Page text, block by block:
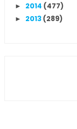
► 2014 (477)
► 2013 (289)